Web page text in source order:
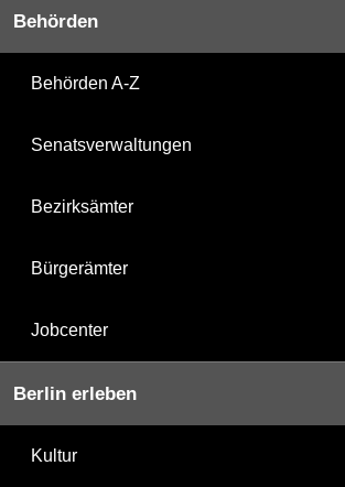
Behörden
Behörden A-Z
Senatsverwaltungen
Bezirksämter
Bürgerämter
Jobcenter
Berlin erleben
Kultur